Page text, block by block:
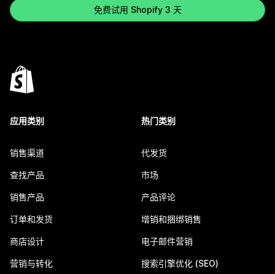
免费试用 Shopify 3 天
应用类别
销售渠道
查找产品
销售产品
订单和发货
商店设计
营销与转化
热门类别
代发货
市场
产品评论
增销和捆绑销售
电子邮件营销
搜索引擎优化 (SEO)